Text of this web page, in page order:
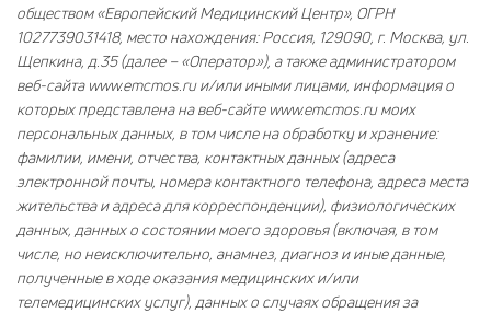
обществом «Европейский Медицинский Центр», ОГРН
1027739031418, место нахождения: Россия, 129090, г. Москва, ул.
Щепкина, д.35 (далее – «Оператор»), а также администратором
веб-сайта www.emcmos.ruи/или иными лицами, информация о
которых представлена на веб-сайте www.emcmos.ruмоих
персональных данных, в том числе на обработку и хранение:
фамилии, имени, отчества, контактных данных (адреса
электронной почты, номера контактного телефона, адреса места
жительства и адреса для корреспонденции), физиологических
данных, данных о состоянии моего здоровья (включая, в том
числе, но неисключительно, анамнез, диагноз и иные данные,
полученные в ходе оказания медицинских и/или
телемедицинских услуг), данных о случаях обращения за